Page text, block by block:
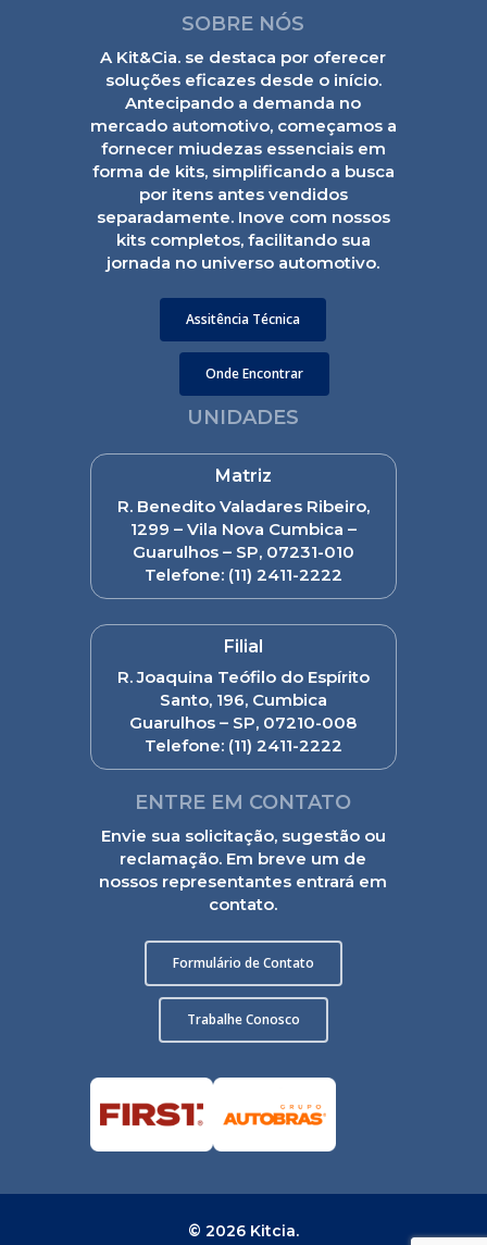
SOBRE NÓS
A Kit&Cia. se destaca por oferecer
soluções eficazes desde o início.
Antecipando a demanda no
mercado automotivo, começamos a
fornecer miudezas essenciais em
forma de kits, simplificando a busca
por itens antes vendidos
separadamente. Inove com nossos
kits completos, facilitando sua
jornada no universo automotivo.
Assitência Técnica
Onde Encontrar
UNIDADES
Matriz
R. Benedito Valadares Ribeiro,
1299 – Vila Nova Cumbica –
Guarulhos – SP, 07231-010
Telefone: (11) 2411-2222
Filial
R. Joaquina Teófilo do Espírito
Santo, 196, Cumbica
Guarulhos – SP, 07210-008
Telefone:(11) 2411-2222
ENTRE EM CONTATO
Envie sua solicitação, sugestão ou
reclamação. Em breve um de
nossos representantes entrará em
contato.
Formulário de Contato
Trabalhe Conosco
© 2026 Kitcia.